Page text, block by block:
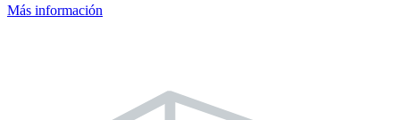
Más información